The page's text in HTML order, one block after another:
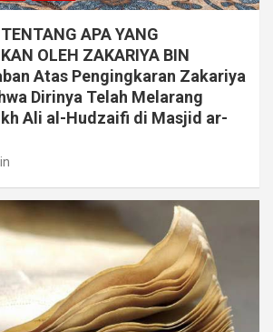
APA YANG
OLEH ZAKARIYA BIN
Atas Pengingkaran Zakariya
Dirinya Telah Melarang
Ali al-Hudzaifi di Masjid ar-